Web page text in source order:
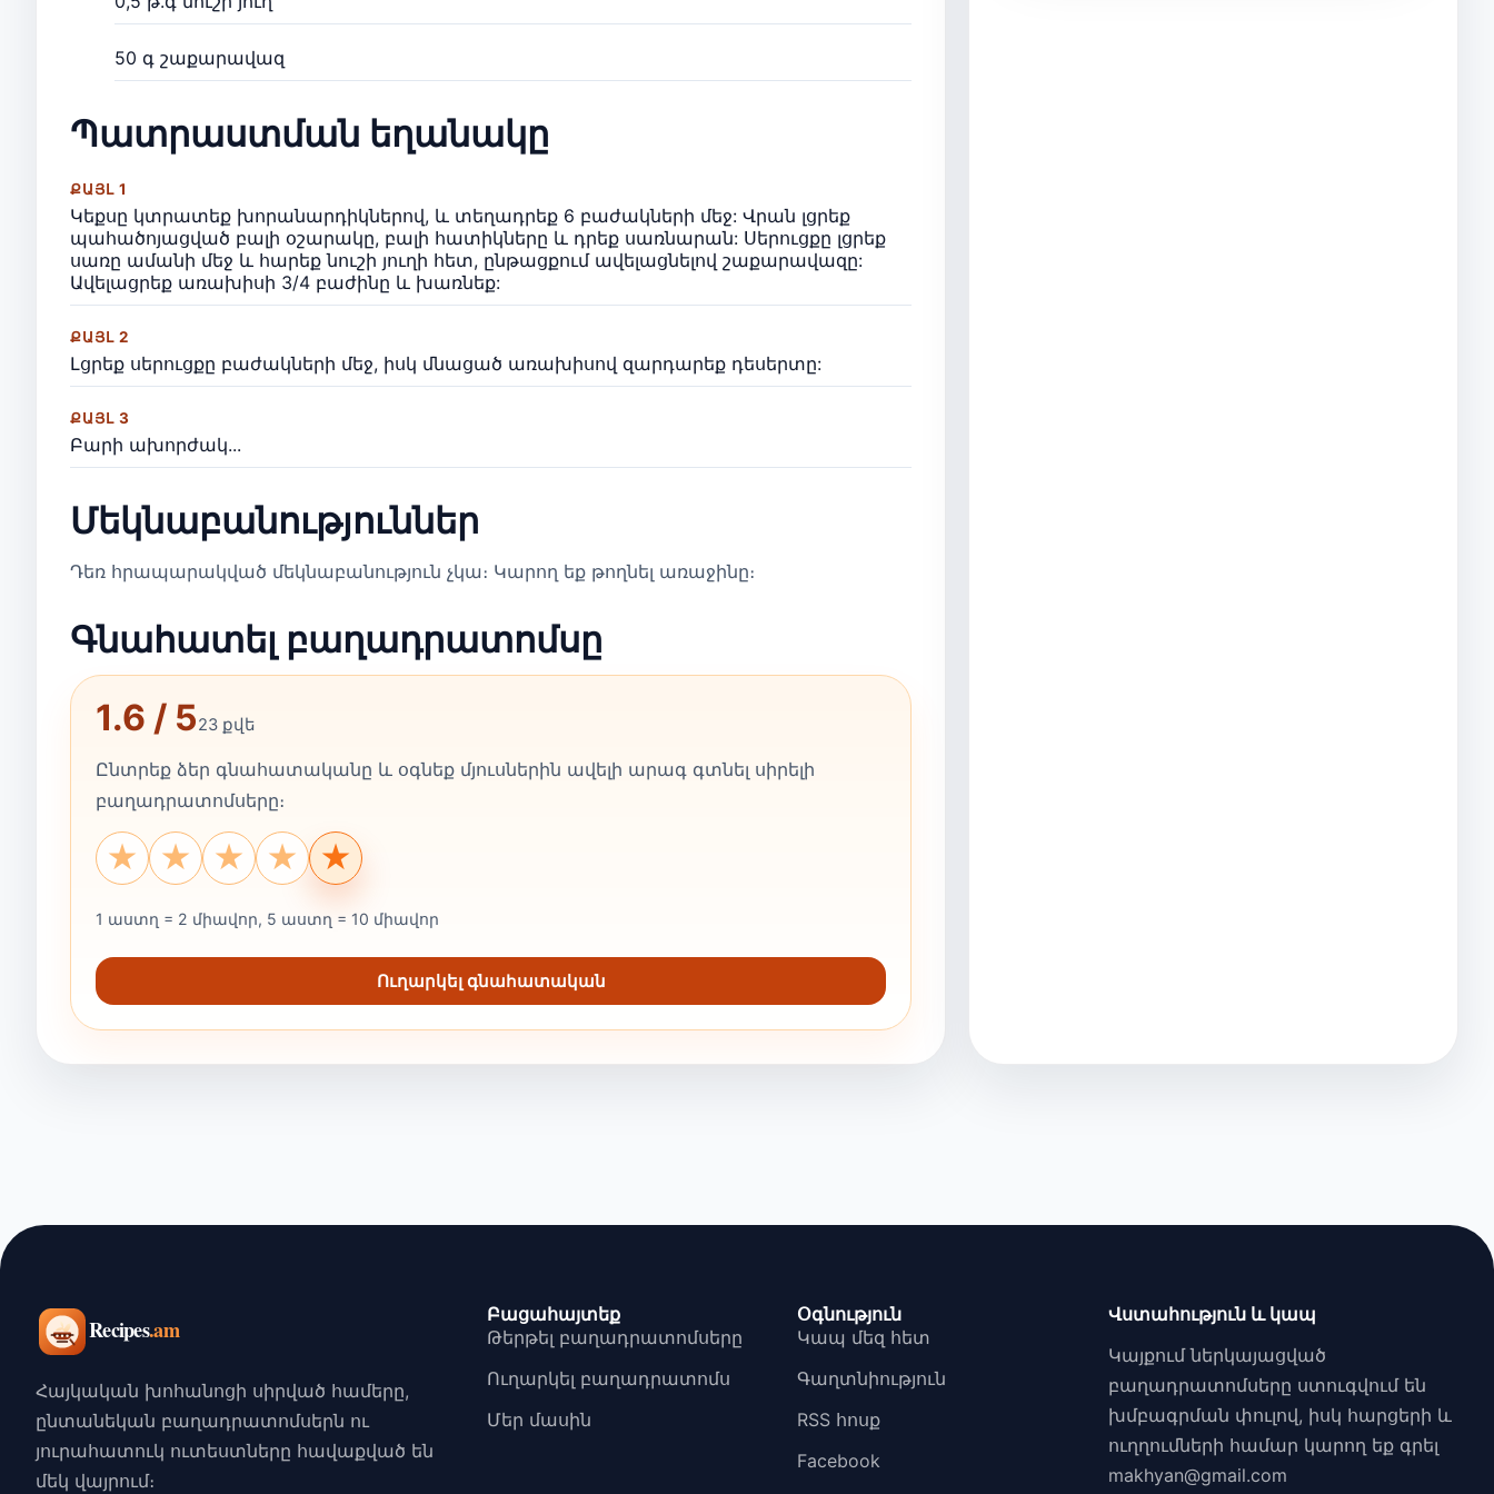
50 գ շաքարավազ
Պատրաստման եղանակը
ՔԱՅԼ 1
Կեքսը կտրատեք խորանարդիկներով, և տեղադրեք 6 բաժակների մեջ: Վրան լցրեք
պահածոյացված բալի օշարակը, բալի հատիկները և դրեք սառնարան: Սերուցքը լցրեք
սառը ամանի մեջ և հարեք նուշի յուղի հետ, ընթացքում ավելացնելով շաքարավազը:
Ավելացրեք առախիսի 3/4 բաժինը և խառնեք:
ՔԱՅԼ 2
Լցրեք սերուցքը բաժակների մեջ, իսկ մնացած առախիսով զարդարեք դեսերտը:
ՔԱՅԼ 3
Բարի ախորժակ...
Մեկնաբանություններ
Դեռ հրապարակված մեկնաբանություն չկա։ Կարող եք թողնել առաջինը։
Գնահատել բաղադրատոմսը
1.6 / 523 քվե
Ընտրեք ձեր գնահատականը և օգնեք մյուսներին ավելի արագ գտնել սիրելի
բաղադրատոմսերը։
★
★
★
★
★
1 աստղ = 2 միավոր, 5 աստղ = 10 միավոր
Ուղարկել գնահատական
Հայկական խոհանոցի սիրված համերը,
ընտանեկան բաղադրատոմսերն ու
յուրահատուկ ուտեստները հավաքված են
մեկ վայրում։
Բացահայտեք
Թերթել բաղադրատոմսերը
Ուղարկել բաղադրատոմս
Մեր մասին
Օգնություն
Կապ մեզ հետ
Գաղտնիություն
RSS հոսք
Facebook
Վստահություն և կապ
Կայքում ներկայացված
բաղադրատոմսերը ստուգվում են
խմբագրման փուլով, իսկ հարցերի և
ուղղումների համար կարող եք գրել
makhyan@gmail.com